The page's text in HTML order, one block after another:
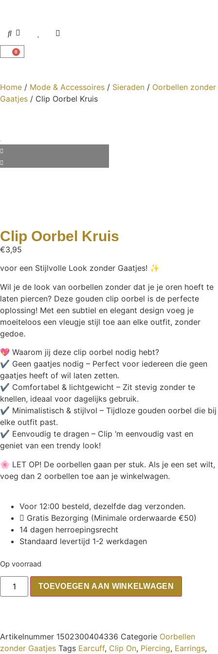
0
Home / Mode & Accessoires / Sieraden / Oorbellen zonder
Gaatjes / Clip Oorbel Kruis
Clip Oorbel Kruis
€3,95
voor een Stijlvolle Look zonder Gaatjes! ✨
Wil je de look van oorbellen zonder dat je je oren hoeft te
laten piercen? Deze gouden clip oorbel is de perfecte
oplossing! Met een subtiel en elegant design voeg je
moeiteloos een vleugje stijl toe aan elke outfit, zonder
gedoe.
💖 Waarom jij deze clip oorbel nodig hebt?
✔ Geen gaatjes nodig – Perfect voor iedereen die geen
gaatjes heeft of wil laten zetten.
✔ Comfortabel & lichtgewicht – Zit stevig zonder te
knellen, ideaal voor dagelijks gebruik.
✔ Minimalistisch & stijlvol – Tijdloze gouden oorbel die bij
elke outfit past.
✔ Eenvoudig te dragen – Clip ‘m eenvoudig vast en
geniet van een trendy look!
🌸 LET OP! De oorbellen gaan per stuk. Als je een set wilt,
voeg dan 2 oorbellen toe aan je winkelwagen.
Voor 12:00 besteld, dezelfde dag verzonden.
Gratis Bezorging (Minimale orderwaarde €50)
14 dagen herroepingsrecht
Standaard levertijd 1-2 werkdagen
Op voorraad
TOEVOEGEN AAN WINKELWAGEN
Artikelnummer 1502300404336 Categorie Oorbellen
zonder Gaatjes Tags Earcuff, Clip On, Piercing, Earrings,